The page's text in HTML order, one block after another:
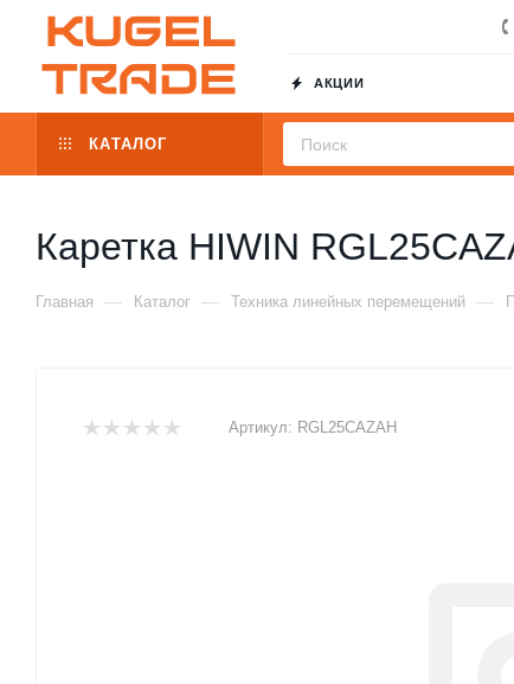
АКЦИИ
КАТАЛОГ
Каретка HIWIN
Главная — Каталог — Техника линейных перемещений —
Артикул: RGL25CAZAH